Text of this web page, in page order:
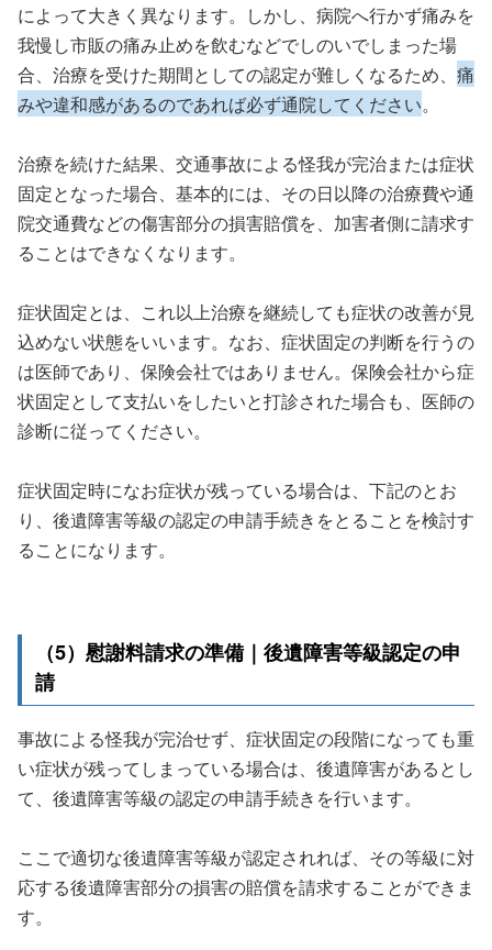
によって大きく異なります。しかし、病院へ行かず痛みを
我慢し市販の痛み止めを飲むなどでしのいでしまった場
合、治療を受けた期間としての認定が難しくなるため、 痛
みや違和感があるのであれば必ず通院してください。
治療を続けた結果、交通事故による怪我が完治または症状
固定となった場合、基本的には、その日以降の治療費や通
院交通費などの傷害部分の損害賠償を、加害者側に請求す
ることはできなくなります。
症状固定とは、これ以上治療を継続しても症状の改善が見
込めない状態をいいます。なお、症状固定の判断を行うの
は医師であり、保険会社ではありません。保険会社から症
状固定として支払いをしたいと打診された場合も、医師の
診断に従ってください。
症状固定時になお症状が残っている場合は、下記のとお
り、後遺障害等級の認定の申請手続きをとることを検討す
ることになります。
（5）慰謝料請求の準備｜後遺障害等級認定の申
請
事故による怪我が完治せず、症状固定の段階になっても重
い症状が残ってしまっている場合は、後遺障害があるとし
て、後遺障害等級の認定の申請手続きを行います。
ここで適切な後遺障害等級が認定されれば、その等級に対
応する後遺障害部分の損害の賠償を請求することができま
す。